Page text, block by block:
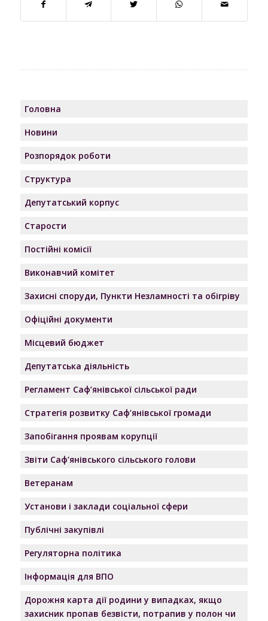
Головна
Новини
Розпорядок роботи
Структура
Депутатський корпус
Старости
Постійні комісії
Виконавчий комітет
Захисні споруди, Пункти Незламності та обігріву
Офіційні документи
Місцевий бюджет
Депутатська діяльність
Регламент Саф’янівської сільської ради
Стратегія розвитку Саф’янівської громади
Запобігання проявам корупції
Звіти Саф’янівського сільського голови
Ветеранам
Установи і заклади соціальної сфери
Публічні закупівлі
Регуляторна політика
Інформація для ВПО
Дорожня карта дії родини у випадках, якщо
захисник пропав безвісти, потрапив у полон чи